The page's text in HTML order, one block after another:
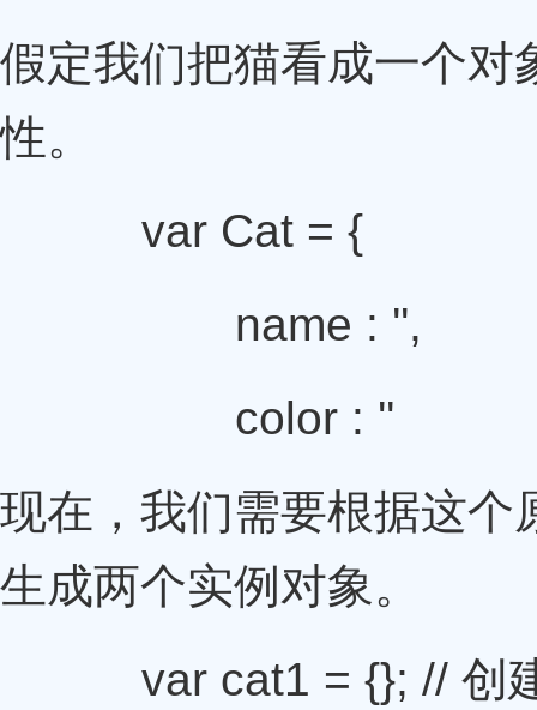
假定我们把猫看成一个对
性。
var Cat = {
name : '',
color : ''
现在，我们需要根据这个
生成两个实例对象。
var cat1 = {}; // 创